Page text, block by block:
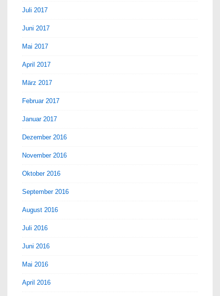
Juli 2017
Juni 2017
Mai 2017
April 2017
März 2017
Februar 2017
Januar 2017
Dezember 2016
November 2016
Oktober 2016
September 2016
August 2016
Juli 2016
Juni 2016
Mai 2016
April 2016